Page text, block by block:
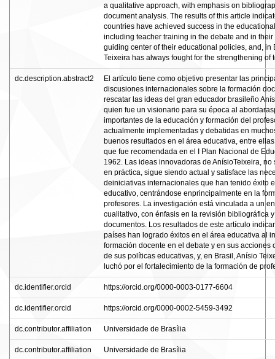
a qualitative approach, with emphasis on
document analysis. The results of this article
countries have achieved success in the
including teacher training in the debate and in their
guiding center of their educational policies, and, in
Teixeira has always fought for the strengthening of
dc.description.abstract2
El artículo tiene como objetivo presentar las
discusiones internacionales sobre la formación
rescatar las ideas del gran educador brasileño
quien fue un visionario para su época al
importantes de la educación y formación del
actualmente implementadas y debatidas en
buenos resultados en el área educativa, entre
que fue recomendada en el I Plan Nacional de
1962. Las ideas innovadoras de AnísioTeixeira, no
en práctica, sigue siendo actual y satisface las
deiniciativas internacionales que han tenido éxito
educativo, centrándose enprincipalmente en la
profesores. La investigación está vinculada a un
cualitativo, con énfasis en la revisión bibliográfica
documentos. Los resultados de este artículo
países han logrado éxitos en el área educativa al
formación docente en el debate y en sus acciones
de sus políticas educativas, y, en Brasil, Anísio
luchó por el fortalecimiento de la formación de
dc.identifier.orcid https://orcid.org/0000-0003-0177-6604
dc.identifier.orcid https://orcid.org/0000-0002-5459-3492
dc.contributor.affiliation Universidade de Brasília
dc.contributor.affiliation Universidade de Brasília